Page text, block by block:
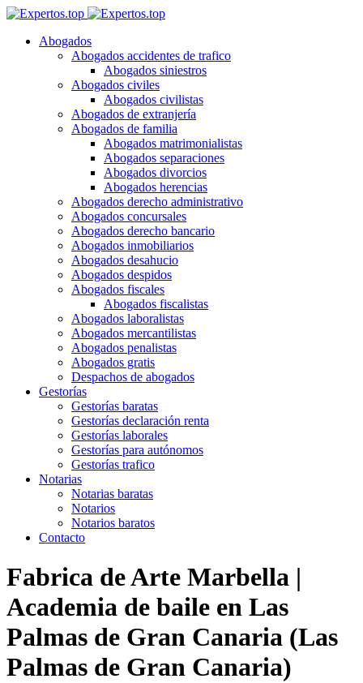
Abogados
Abogados accidentes de trafico
Abogados siniestros
Abogados civiles
Abogados civilistas
Abogados de extranjería
Abogados de familia
Abogados matrimonialistas
Abogados separaciones
Abogados divorcios
Abogados herencias
Abogados derecho administrativo
Abogados concursales
Abogados derecho bancario
Abogados inmobiliarios
Abogados desahucio
Abogados despidos
Abogados fiscales
Abogados fiscalistas
Abogados laboralistas
Abogados mercantilistas
Abogados penalistas
Abogados gratis
Despachos de abogados
Gestorías
Gestorías baratas
Gestorías declaración renta
Gestorías laborales
Gestorías para autónomos
Gestorías trafico
Notarias
Notarias baratas
Notarios
Notarios baratos
Contacto
Fabrica de Arte Marbella |
Academia de baile en Las
Palmas de Gran Canaria (Las
Palmas de Gran Canaria)